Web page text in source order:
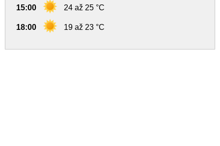
15:00 24 až 25 °C
18:00 19 až 23 °C